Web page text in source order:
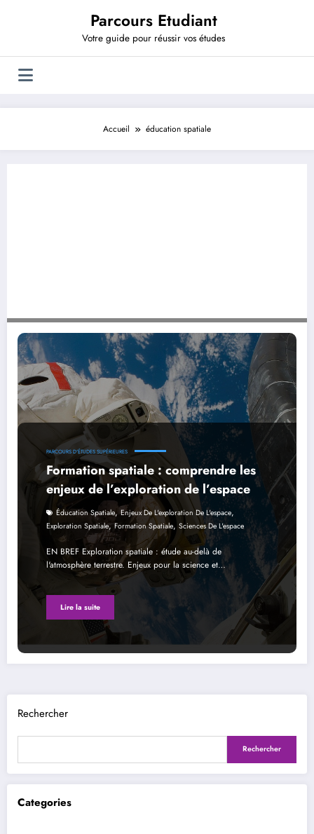
Parcours Etudiant
Votre guide pour réussir vos études
Accueil éducation spatiale
Formation spatiale : comprendre les enjeux de l’exploration de l’espace
PARCOURS D'ÉTUDES SUPÉRIEURES
Formation spatiale : comprendre les
enjeux de l’exploration de l’espace
Éducation Spatiale,Enjeux De L'exploration De L'espace,
Exploration Spatiale,Formation Spatiale, Sciences De L'espace
EN BREF Exploration spatiale : étude au-delà de
l'atmosphère terrestre. Enjeux pour la science et…
Lire la suite
Rechercher
Rechercher
Categories